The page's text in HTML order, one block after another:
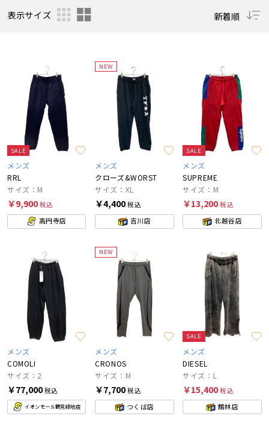
表示サイズ 新着順
SALE
メンズ
RRL
サイズ：M
￥9,900税込
高円寺店
NEW
メンズ
クローズ&WORST
サイズ：XL
￥4,400税込
吉川店
SALE
メンズ
SUPREME
サイズ：M
￥13,200税込
北越谷店
メンズ
COMOLI
サイズ：2
￥77,000税込
イオンモール鶴見緑地店
NEW
メンズ
CRONOS
サイズ：M
￥7,700税込
つくば店
SALE
メンズ
DIESEL
サイズ：L
￥15,400税込
館林店